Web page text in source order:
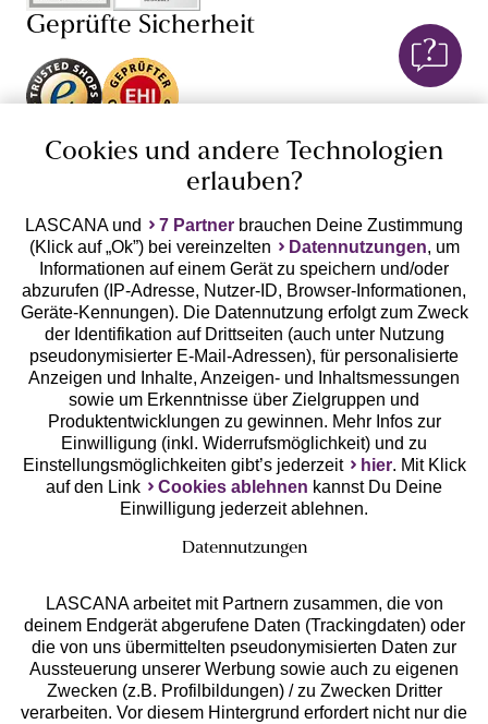
versprühst du stets einen weiblichen Charme. Lass dich
von Dessous mit edlen Spitzen-BHs
, Corsagen mit
Spitze oder transparenten Negligés verführen!
Geprüfte Sicherheit
Unsere Apps
Gratis Versand ab50 €
Kostenlose Retoure
°Punkte sammeln
Services
Beratung
Cookies und andere Technologien
erlauben?
LASCANA und 7 Partner brauchen Deine Zustimmung
(Klick auf „Ok”) bei vereinzelten
Datennutzungen, um
Informationen auf einem Gerät zu speichern und/oder
abzurufen (IP-Adresse, Nutzer-ID, Browser-Informationen,
Geräte-Kennungen). Die Datennutzung erfolgt zum Zweck
der Identifikation auf Drittseiten (auch unter Nutzung
pseudonymisierter E-Mail-Adressen), für personalisierte
Anzeigen und Inhalte, Anzeigen- und Inhaltsmessungen
sowie um Erkenntnisse über Zielgruppen und
Produktentwicklungen zu gewinnen. Mehr Infos zur
Einwilligung (inkl. Widerrufsmöglichkeit) und zu
Einstellungsmöglichkeiten gibt’s jederzeit
hier. Mit Klick
auf den Link
Cookies ablehnen kannst Du Deine
Einwilligung jederzeit ablehnen.
Datennutzungen
LASCANA arbeitet mit Partnern zusammen, die von
deinem Endgerät abgerufene Daten (Trackingdaten) oder
die von uns übermittelten pseudonymisierten Daten zur
Aussteuerung unserer Werbung sowie auch zu eigenen
Zwecken (z.B. Profilbildungen) / zu Zwecken Dritter
verarbeiten. Vor diesem Hintergrund erfordert nicht nur die